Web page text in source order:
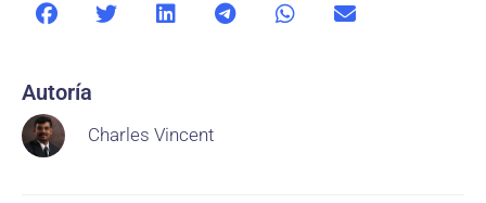
Autoría
Charles Vincent